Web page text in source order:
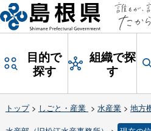
目的で
探す
組織で探
す
トップ> しごと・産業 > 水産業> 地方